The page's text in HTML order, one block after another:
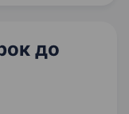
до